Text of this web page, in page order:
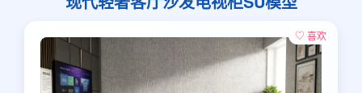
♡ 喜欢